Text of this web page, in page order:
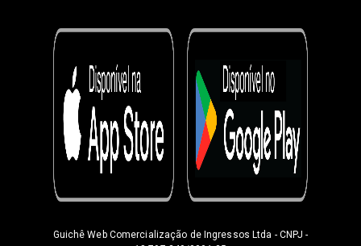
Guichê Web Comercialização de Ingressos Ltda - CNPJ -